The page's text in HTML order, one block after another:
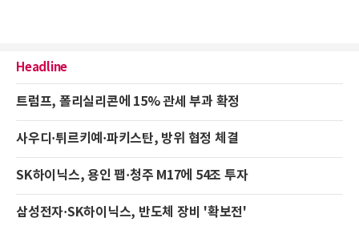
Headline
트럼프, 폴리실리콘에 15% 관세 부과 확정
사우디·튀르키예·파키스탄, 방위 협정 체결
SK하이닉스, 용인 팹·청주 M17에 54조 투자
삼성전자·SK하이닉스, 반도체 장비 '확보전'